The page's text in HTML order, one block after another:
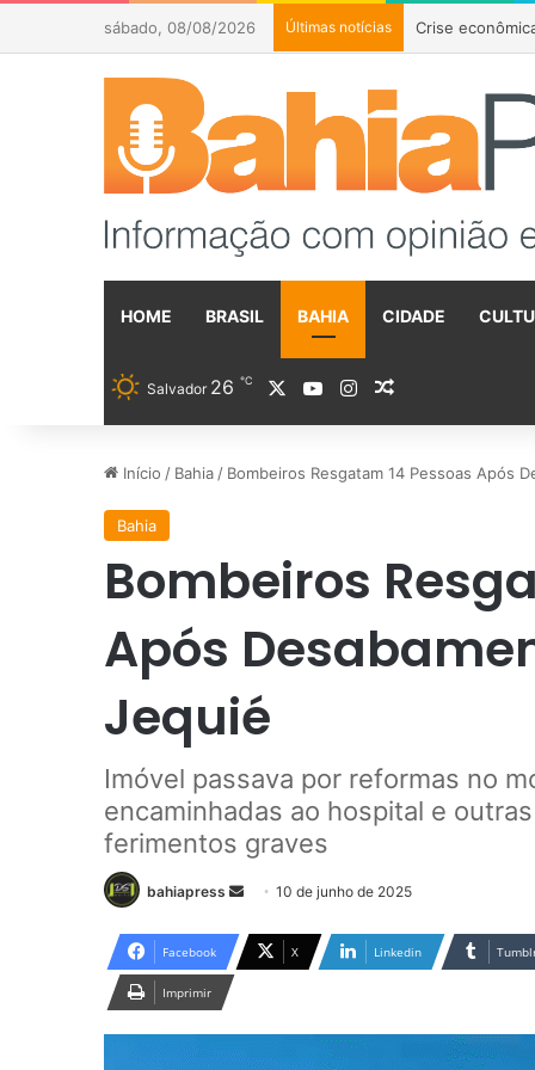
sábado, 08/08/2026 Últimas notícias Flávio
HOME BRASIL BAHIA CIDADE
Salvador 26 ℃ YouTubeInstagram
Início / Bahia / Bombeiros Resgatam 14 Pessoas Após
Bahia
Bombeiros
Após
Jequié
Imóvel passava por reformas no
encaminhadas ao hospital e
ferimentos graves
bahiapress
n
u
10 de junho de 2025
Facebook X Linkedin
Imprimir